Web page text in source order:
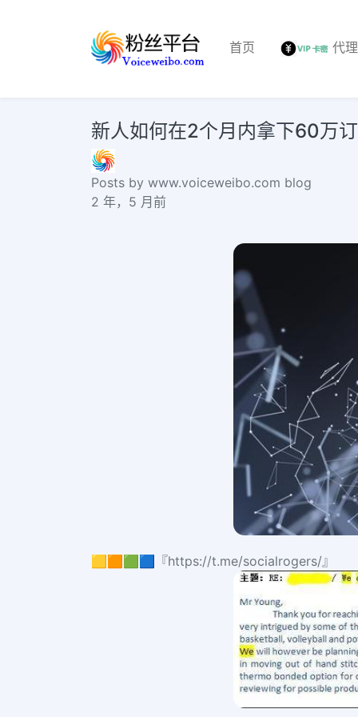
首页 代
新人如何在2个月内拿下60万
Posts by www.voiceweibo.com blog
2 年，5 月前
🟨🟧🟩🟦『https://t.me/socialrogers/』